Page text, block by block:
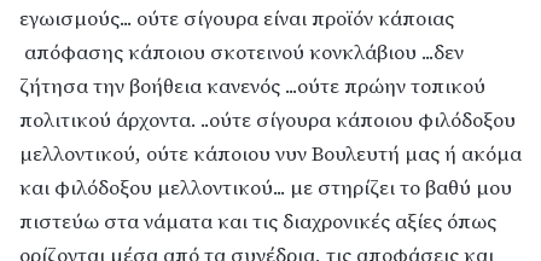
εγωισμούς... ούτε σίγουρα είναι προϊόν κάποιας
απόφασης κάποιου σκοτεινού κονκλάβιου ...δεν
ζήτησα την βοήθεια κανενός ...ούτε πρώην τοπικού
πολιτικού άρχοντα. ..ούτε σίγουρα κάποιου φιλόδοξου
μελλοντικού, ούτε κάποιου νυν Βουλευτή μας ή ακόμα
και φιλόδοξου μελλοντικού... με στηρίζει το βαθύ μου
πιστεύω στα νάματα και τις διαχρονικές αξίες όπως